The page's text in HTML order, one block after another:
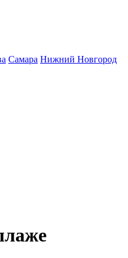
Самара Нижний Новгород